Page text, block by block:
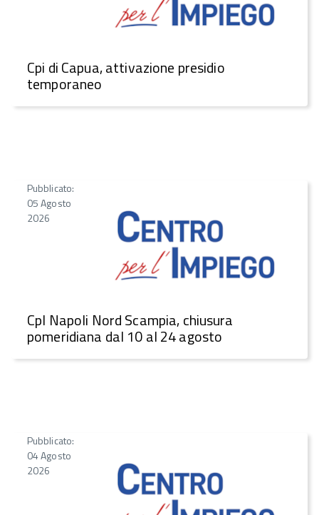
Cpi di Capua, attivazione presidio
temporaneo
Pubblicato:
05 Agosto
2026
CpI Napoli Nord Scampia, chiusura
pomeridiana dal 10 al 24 agosto
Pubblicato:
04 Agosto
2026